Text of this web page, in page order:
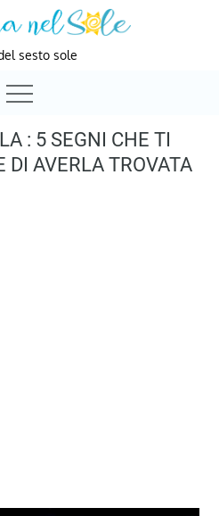
sesto sole
: 5 SEGNI CHE TI
DI AVERLA TROVATA